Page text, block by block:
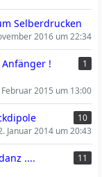
Selberdrucken
2016 um 22:34
!
1
2015 um 13:00
10
Januar 2014 um 20:43
....
11